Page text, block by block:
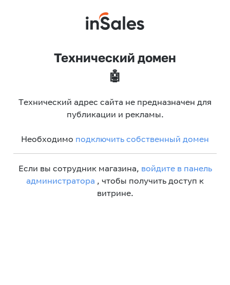
Технический домен
🤖
Технический адрес сайта не предназначен для
публикации и рекламы.
Необходимо подключить собственный домен
Если вы сотрудник магазина, войдите в панель
администратора , чтобы получить доступ к
витрине.